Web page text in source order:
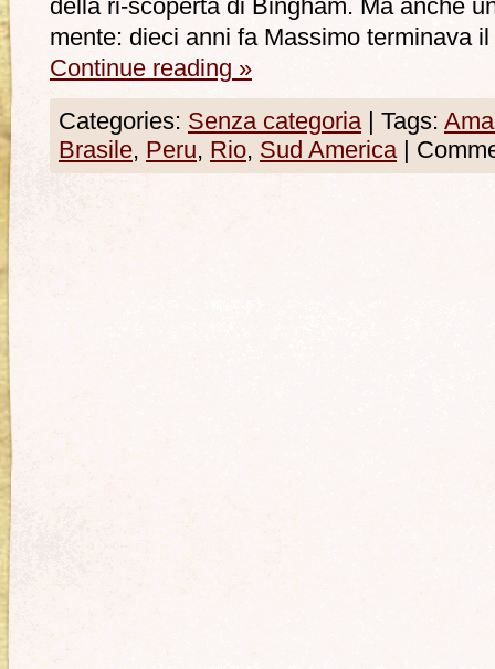
della ri-scoperta di Bingham. Ma anche
mente: dieci anni fa Massimo terminava
Continue reading »
Categories: Senza categoria Tags:
Brasile, Peru, Rio, Sud America